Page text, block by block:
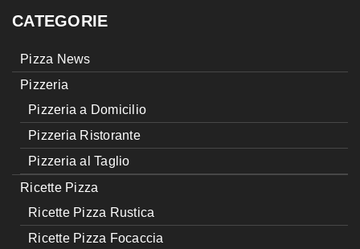
CATEGORIE
Pizza News
Pizzeria
Pizzeria a Domicilio
Pizzeria Ristorante
Pizzeria al Taglio
Ricette Pizza
Ricette Pizza Rustica
Ricette Pizza Focaccia